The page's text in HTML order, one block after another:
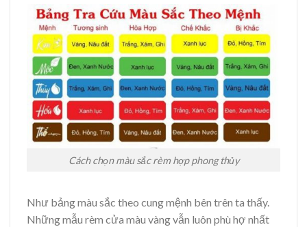
Cách chọn màu sắc rèm hợp phong thủy
Như bảng màu sắc theo cung mệnh bên trên ta thấy.
Những mẫu rèm cửa màu vàng vẫn luôn phù hợ nhất